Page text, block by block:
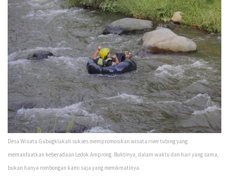
Desa Wisata Gubugklakah sukses mempromosikan wisata river tubing yang
memanfaatkan keberadaan Ledok Amprong. Buktinya, dalam waktu dan hari yang sama,
bukan hanya rombongan kami saja yang menikmatinya.